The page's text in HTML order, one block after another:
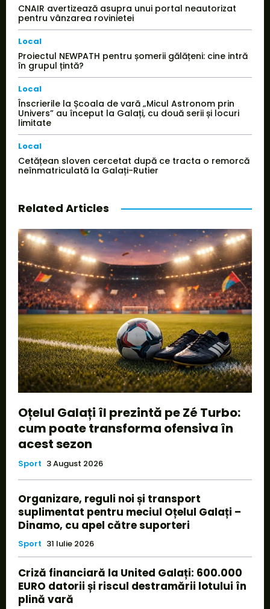
CNAIR avertizează asupra unui portal neautorizat
pentru vânzarea rovinietei
Local
Proiectul NEWPATH pentru șomerii gălățeni: cine intră
în grupul țintă?
Local
Înscrierile la Școala de vară „Micul Astronom prin
Univers” au început la Galați, cu două serii și locuri
limitate
Local
Cetățean sloven cercetat după ce tracta o remorcă
neînmatriculată la Galați-Rutier
Related Articles
Oțelul Galați îl prezintă pe Zé Turbo:
cum poate transforma ofensiva în
acest sezon
Sport 3 August 2026
Organizare, reguli noi și transport
suplimentat pentru meciul Oțelul Galați –
Dinamo, cu apel către suporteri
Sport 31 Iulie 2026
Criză financiară la United Galați: 600.000
EURO datorii și riscul destramării lotului în
plină vară